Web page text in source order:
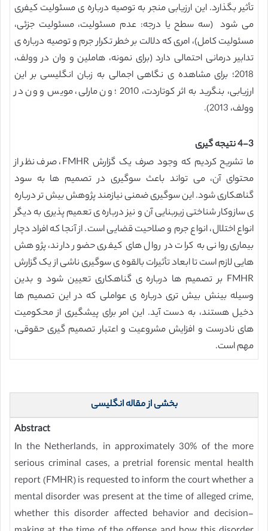
تأثیر بگذارد. این ارزیابی منجر به توصیه درباره ی مسئولیت کیفری
می شود (سه سطح یا درجه: عدم مسئولیت، مسئولیت جزئی،
مسئولیت کامل)، امری که دلالت بر خطر تکرار جرم و توصیه درباره ی
تدابیر درمانی احتمالی دارد (برای نمونه، هاملین و وان در وولف،
2018؛ برای مشاهده ی نگاهی اجمالی به زبان انگلیسی بر این
ارزیابی، بنگرید به اثر کوتاردت، 2010 ؛ ون مارلی، مویس و ون در
وولف، 2013).
4-3 نتیجه گیری
ما تشریح کردیم که وجود صرف یک گزارش FMHR، صرف نظر از
محتوای آن، می تواند باعث سوگیری در تصمیم ها به سود
گناهکاری شود. این سوگیری ضمنی نیازمند پژوهش بیش تر درباره
ی سازوکار شناختی زیربنایی آن و نیز درباره ی تعمیم پذیری به دیگر
انواع اختلال، انواع جرم و صلاحیت قضایی است. از آنجا که افراد دچار
بیماری روانی به کرات در روال های کیفری حضور دارند، پژوهش
هایی لازم است تا ابعاد تأثیرات بالقوه ی سوگیری ناشی از یک گزارش
FMHR بر تصمیم ها درباره ی گناهکاری تعیین شود و بدین
وسیله بینش بیش تری درباره ی عواملی که در این تصمیم ها
دخیل هستند، به دست آید. این امر برای پیشگیری از محکومیت
های نادرست و افزایش مشروعیت و اعتبار تصمیم گیری حقوقی،
مهم است.
بخشی از مقاله انگلیسی
Abstract
In the Netherlands, in approximately 30% of the more
serious criminal cases, a pretrial forensic mental health
report (FMHR) is requested to inform the court whether a
mental disorder was present at the time of alleged crime,
whether this disorder affected behavior and decision-